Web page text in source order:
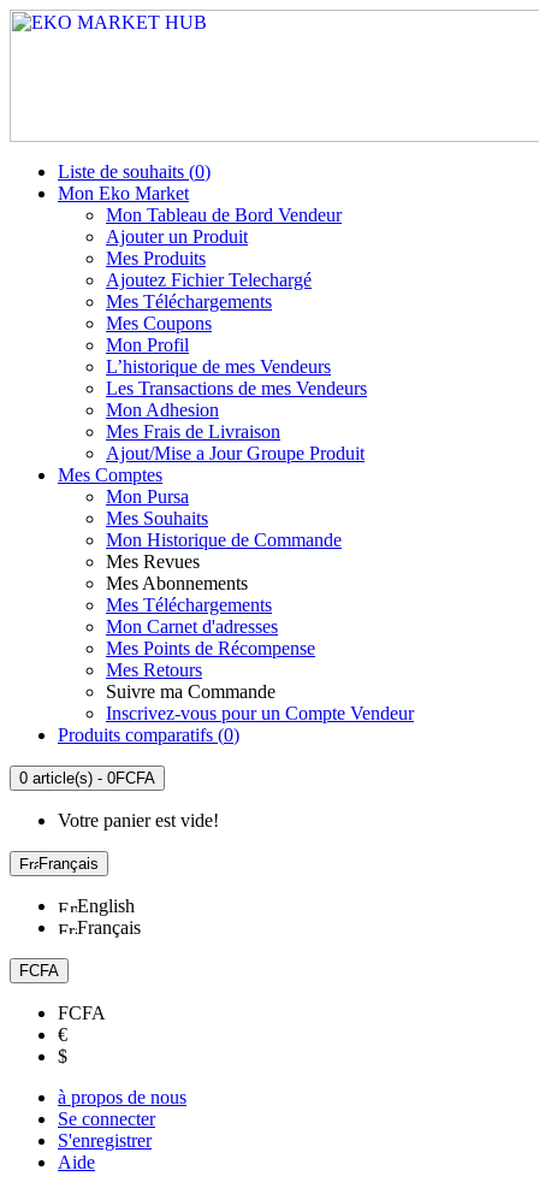
Liste de souhaits (0)
Mon Eko Market
Mon Tableau de Bord Vendeur
Ajouter un Produit
Mes Produits
Ajoutez Fichier Telechargé
Mes Téléchargements
Mes Coupons
Mon Profil
L’historique de mes Vendeurs
Les Transactions de mes Vendeurs
Mon Adhesion
Mes Frais de Livraison
Ajout/Mise a Jour Groupe Produit
Mes Comptes
Mon Pursa
Mes Souhaits
Mon Historique de Commande
Mes Revues
Mes Abonnements
Mes Téléchargements
Mon Carnet d'adresses
Mes Points de Récompense
Mes Retours
Suivre ma Commande
Inscrivez-vous pour un Compte Vendeur
Produits comparatifs (0)
0 article(s) - 0FCFA
Votre panier est vide!
Français
English
Français
FCFA
FCFA
€
$
à propos de nous
Se connecter
S'enregistrer
Aide